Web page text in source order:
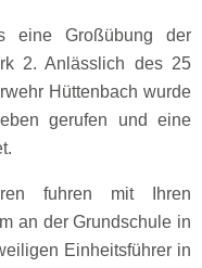
eine Großübung der
2. Anlässlich des 25
Hüttenbach wurde
gerufen und eine
fuhren mit Ihren
an der Grundschule in
Einheitsführer in